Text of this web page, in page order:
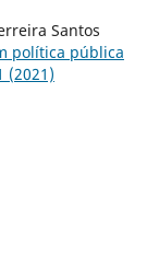
Santos
política pública
(2021)